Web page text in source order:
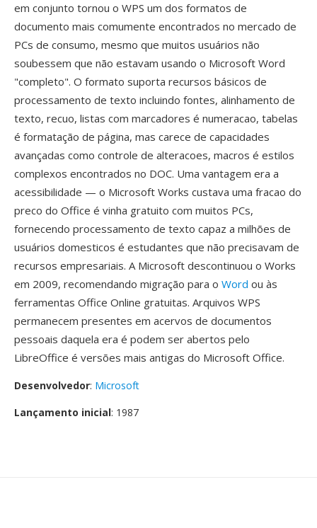
em conjunto tornou o WPS um dos formatos de
documento mais comumente encontrados no mercado de
PCs de consumo, mesmo que muitos usuários não
soubessem que não estavam usando o Microsoft Word
"completo". O formato suporta recursos básicos de
processamento de texto incluindo fontes, alinhamento de
texto, recuo, listas com marcadores é numeracao, tabelas
é formatação de página, mas carece de capacidades
avançadas como controle de alteracoes, macros é estilos
complexos encontrados no DOC. Uma vantagem era a
acessibilidade — o Microsoft Works custava uma fracao do
preco do Office é vinha gratuito com muitos PCs,
fornecendo processamento de texto capaz a milhões de
usuários domesticos é estudantes que não precisavam de
recursos empresariais. A Microsoft descontinuou o Works
em 2009, recomendando migração para o Word ou às
ferramentas Office Online gratuitas. Arquivos WPS
permanecem presentes em acervos de documentos
pessoais daquela era é podem ser abertos pelo
LibreOffice é versões mais antigas do Microsoft Office.
Desenvolvedor: Microsoft
Lançamento inicial: 1987